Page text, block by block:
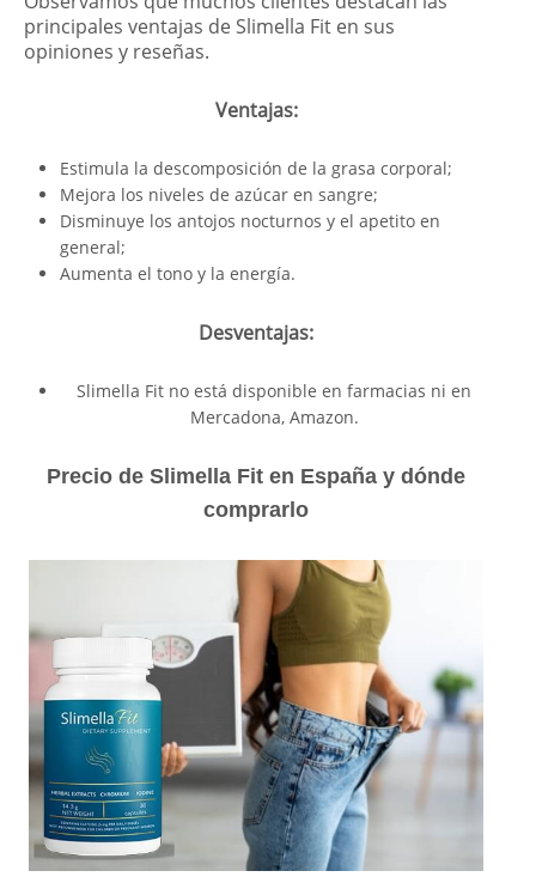
principales ventajas de Slimella Fit en sus
opiniones y reseñas.
Ventajas:
Estimula la descomposición de la grasa corporal;
Mejora los niveles de azúcar en sangre;
Disminuye los antojos nocturnos y el apetito en
general;
Aumenta el tono y la energía.
Desventajas:
Slimella Fit no está disponible en farmacias ni en
Mercadona, Amazon.
Precio de Slimella Fit en España y dónde
comprarlo